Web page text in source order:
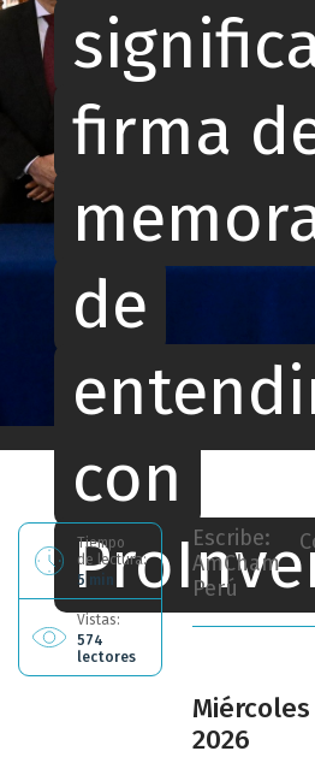
firma
de
con
Tiempo
de lectura:
5 min
Vistas:
574
lectores
Escribe:
AmCham
Perú
2026